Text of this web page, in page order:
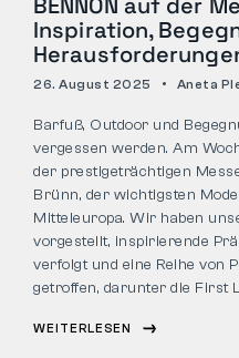
Inspiration,
26. August 2025 Aneta
Barfuß, Outdoor und
vergessen werden. Am
der prestigeträchtigen
Brünn, der wichtigsten
Mitteleuropa. Wir haben
vorgestellt, inspirierende
verfolgt und eine Reihe von
getroffen, darunter die First
WEITERLESEN